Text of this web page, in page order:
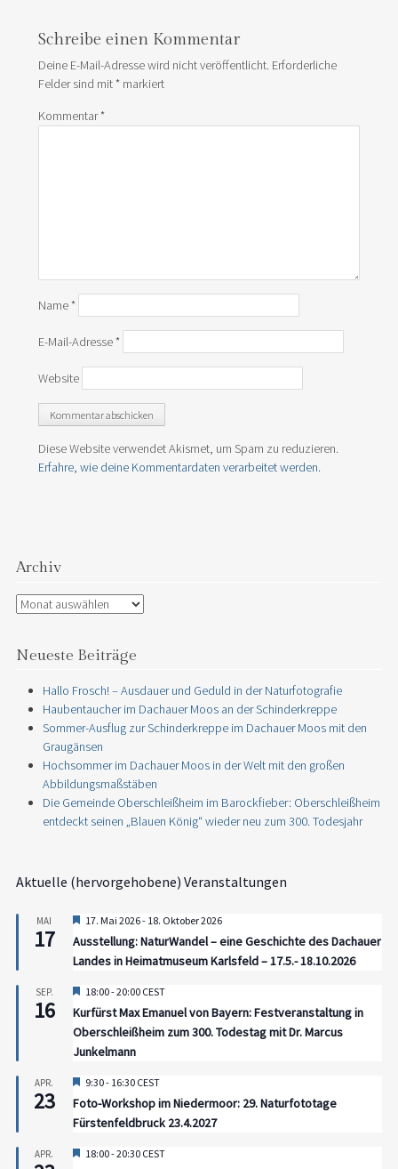
Schreibe einen Kommentar
Deine E-Mail-Adresse wird nicht veröffentlicht. Erforderliche
Felder sind mit*markiert
Kommentar*
Name*
E-Mail-Adresse*
Website
Diese Website verwendet Akismet, um Spam zu reduzieren.
Erfahre, wie deine Kommentardaten verarbeitet werden.
Archiv
Archiv
Neueste Beiträge
Hallo Frosch! – Ausdauer und Geduld in der Naturfotografie
Haubentaucher im Dachauer Moos an der Schinderkreppe
Sommer-Ausflug zur Schinderkreppe im Dachauer Moos mit den
Graugänsen
Hochsommer im Dachauer Moos in der Welt mit den großen
Abbildungsmaßstäben
Die Gemeinde Oberschleißheim im Barockfieber: Oberschleißheim
entdeckt seinen „Blauen König“ wieder neu zum 300. Todesjahr
Aktuelle (hervorgehobene) Veranstaltungen
MAI
17
Hervorgehoben
17. Mai 2026- 18. Oktober 2026
Ausstellung: NaturWandel – eine Geschichte des Dachauer
Landes in Heimatmuseum Karlsfeld – 17.5.- 18.10.2026
SEP.
16
Hervorgehoben
18:00-20:00 CEST
Kurfürst Max Emanuel von Bayern: Festveranstaltung in
Oberschleißheim zum 300. Todestag mit Dr. Marcus
Junkelmann
APR.
23
Hervorgehoben
9:30- 16:30 CEST
Foto-Workshop im Niedermoor: 29. Naturfototage
Fürstenfeldbruck 23.4.2027
APR. Hervorgehoben
18:00-20:30 CEST